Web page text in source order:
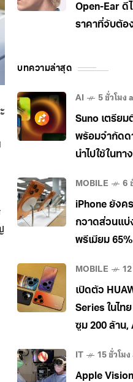
Open-Ear ดี
ราคาที่จับต้อ
บทความล่าสุด
AI 5 ชั่วโมง
Suno เตรียม
พร้อมจำกัดด
นำไปใช้ในท
MOBILE 6
iPhone ยังค
กวาดส่วนแบ่
พรีเมียม 65%
MOBILE
เปิดตัว
Series ในไท
ซูม 200 ล้าน,
IT 15 ชั่วโมง
Apple